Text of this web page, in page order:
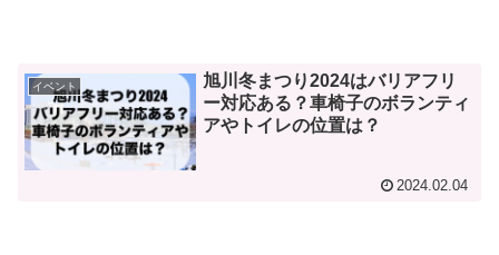
イベント
旭川冬まつり2024はバリアフリ
ー対応ある？車椅子のボランティ
アやトイレの位置は？
2024.02.04